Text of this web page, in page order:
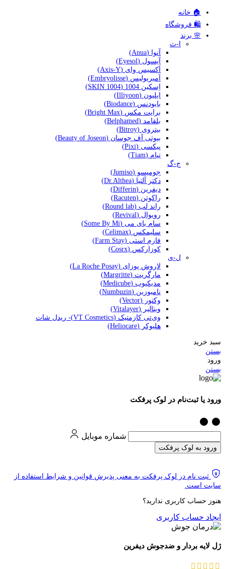
🏠 خانه
🛍️ فروشگاه
🌸 برند
ا-ث
آنوا (Anua)
آیسول (Eyesol)
اَکسیس وای (Axis-Y)
اَمبریولیس (Embryolisse)
اِسکین 1004 (SKIN 1004)
ایلیون (Illiyoon)
بایودنس (Biodance)
برایت مکس (Bright Max)
بلفامد (Belphamed)
بیتروی (Bitroy)
بیوتی آف جوسان (Beauty of Joseon)
پیکسی (Pixi)
تیام (Tiam)
ج-گ
جومیسو (Jumiso)
دکتر آلتیا (Dr.Althea)
دیفرین (Differin)
راکوتن (Racuten)
راند لب (Round lab)
رویوال (Revival)
سام بای می (Some By Mi)
سلیمکس (Celimax)
فارم استی (Farm Stay)
کوزارکس (Cosrx)
ل-ی
لاروش پوزای (La Roche Posay)
مارگریت (Margritte)
مدیکیوب (Medicube)
نامبوزین (Numbuzin)
وکتور (Vector)
ویتالیر (Vitalayer)
وی‌تی کازمتیک (VT Cosmetics)- ریدل شات
هلیوکر (Heliocare)
سبد خرید
بستن
ورود
بستن
ورود یا ثبت‌نام در لوک پرفکت
شماره موبایل
ورود به لوک پرفکت
ثبت نام در لوک پرفکت به معنی پذیرش قوانین و شرایط استفاده از
سایت است.
هنوز حساب کاربری ندارید؟
ایجاد حساب کاربری
ژل لایه بردار و ضدجوش دیفرین